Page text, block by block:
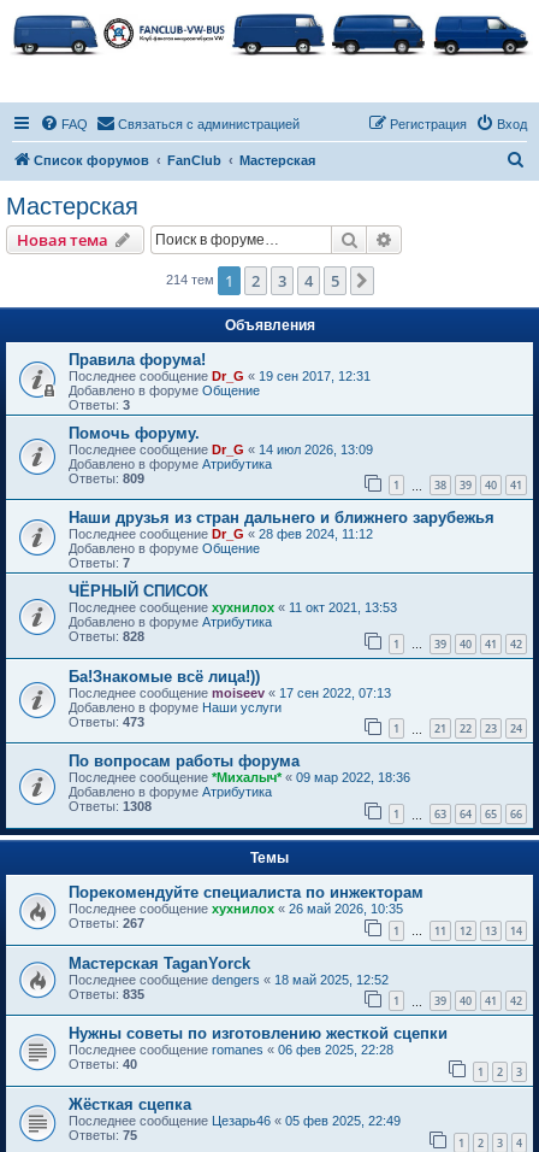
FAQ Связаться с администрацией Вход
Регистрация
Список форумов FanClub Мастерская
Мастерская
Новая тема Поиск
214 тем 1 2 3 4 5
Объявления
Правила форума!
Последнее сообщение Dr_G « 19 сен 2017, 12:31
Добавлено в форуме Общение
Ответы: 3
Помочь форуму.
Последнее сообщение Dr_G « 14 июл 2026, 13:09
Добавлено в форуме Атрибутика
Ответы: 809 1 38 39 40 41
Наши друзья из стран дальнего и ближнего зарубежья
Последнее сообщение Dr_G « 28 фев 2024, 11:12
Добавлено в форуме Общение
Ответы: 7
ЧЁРНЫЙ СПИСОК
Последнее сообщение хухнилох « 11 окт 2021, 13:53
Добавлено в форуме Атрибутика
Ответы: 828 1 … 39 40 41 42
Ба!Знакомые всё лица!))
Последнее сообщение moiseev « 17 сен 2022, 07:13
Добавлено в форуме Наши услуги
Ответы: 473 1 21 22 23 24
По вопросам работы форума
Последнее сообщение *Михалыч*« 09 мар 2022, 18:36
Добавлено в форуме Атрибутика
Ответы: 1308 1 63 64 65 66
Темы
Порекомендуйте специалиста по инжекторам
Последнее сообщение хухнилох « 26 май 2026, 10:35
Ответы: 267 1 … 11 12 13 14
Мастерская TaganYorck
Последнее сообщение dengers « 18 май 2025, 12:52
Ответы: 835 1 39 40 41 42
Нужны советы по изготовлению жесткой сцепки
Последнее сообщение romanes « 06 фев 2025, 22:28
Ответы: 40 1 2 3
Жёсткая сцепка
Последнее сообщение Цезарь46 « 05 фев 2025, 22:49
Ответы: 75 1 2 3 4